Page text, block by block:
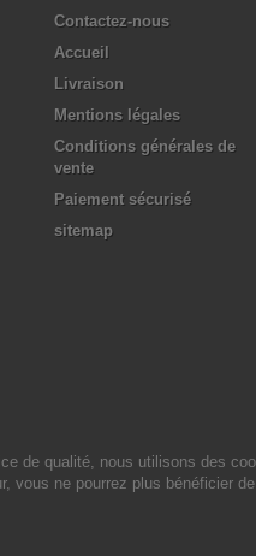
Contactez-nous
Accueil
Livraison
Mentions légales
Conditions générales de
vente
Paiement sécurisé
sitemap
de qualité, nous utilisons des
vous ne pourrez plus bénéficier